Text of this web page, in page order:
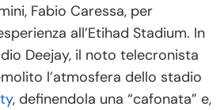
Fabio Caressa, per
all’Etihad Stadium. In
Deejay, il noto telecronista
l’atmosfera dello stadio
, definendola una “cafonata” e,